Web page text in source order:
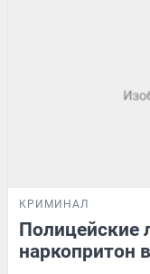
КРИМИНАЛ
Полицейские
наркопритон